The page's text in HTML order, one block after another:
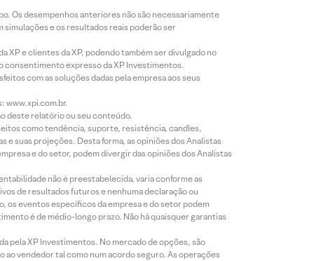
Os desempenhos anteriores não são necessariamente
e os resultados reais poderão ser
e clientes da XP, podendo também ser divulgado no
consentimento expresso da XP Investimentos.
com as soluções dadas pela empresa aos seus
www.xpi.com.br.
deste relatório ou seu conteúdo.
como tendência, suporte, resistência, candles,
e suas projeções. Desta forma, as opiniões dos Analistas
e do setor, podem divergir das opiniões dos Analistas
não é preestabelecida, varia conforme as
de resultados futuros e nenhuma declaração ou
os eventos específicos da empresa e do setor podem
é de médio-longo prazo. Não há quaisquer garantias
pela XP Investimentos. No mercado de opções, são
vendedor tal como num acordo seguro. As operações